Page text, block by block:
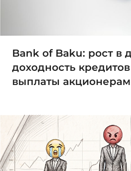
Bank of Baku: рост в
доходность
выплаты акционерам